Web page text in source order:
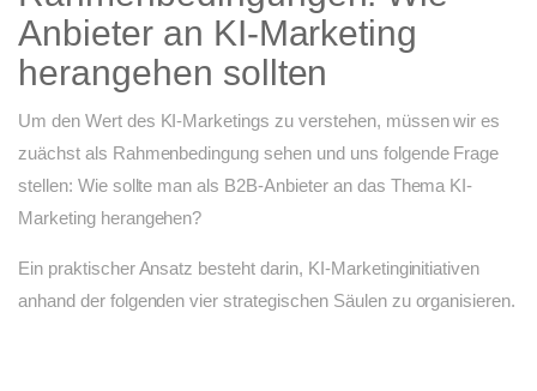
Anbieter an KI-Marketing
herangehen sollten
Um den Wert des KI-Marketings zu verstehen, müssen wir es
zuächst als Rahmenbedingung sehen und uns folgende Frage
stellen: Wie sollte man als B2B-Anbieter an das Thema KI-
Marketing herangehen?
Ein praktischer Ansatz besteht darin, KI-Marketinginitiativen
anhand der folgenden vier strategischen Säulen zu organisieren.